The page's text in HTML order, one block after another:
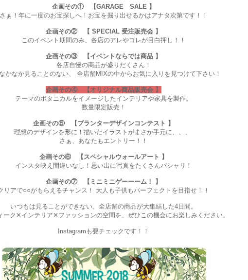
企画その① 【GARAGE SALE 】
さぁ！年に一度のお宝探しへ！お宝を掘り出せるかはアナタ次第です！！
企画その② 【 SPECIAL 受注販売会 】
このイベント期間のみ、各店のアレやコレが目白押し！！
企画その③ 【イベントならでは商品 】
各店自慢の商品が盛りだくさん！
かなか見ることのない、 全店舗MIXの中からお気に入りを見つけて下さい！
企画その④ 【オリジナル商品販売会 】
テーマのボタニカルをイメージしたインテリアや家具を製作。
数量限定販売！
企画その⑤ 【プランターデザインコンテスト 】
理想のデザインを形に！描いたイラストがまさか手元に、、、
さぁ、あなたもエントリー！！
企画その⑥ 【スペシャルウォールアート 】
インスタ映え間違いなし！思い出に写真をたくさんパシャリ！
企画その⑦ 【ミニミニゲーーーム！ 】
リアで○○がもらえるチャンス！ 大人も子供もパーフェクトを目指せ！！
いつもは見ることができない、全店舗の商品が大集結した4日間。
ーク✕インテリア✕ファッションの空間を、ぜひこの機会にお楽しみください。
Instagramも要チェックです！！